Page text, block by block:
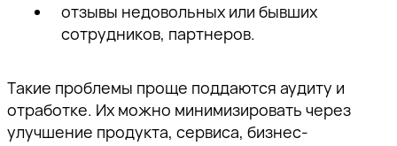
отзывы недовольных или бывших
сотрудников, партнеров.
Такие проблемы проще поддаются аудиту и
отработке. Их можно минимизировать через
улучшение продукта, сервиса, бизнес-